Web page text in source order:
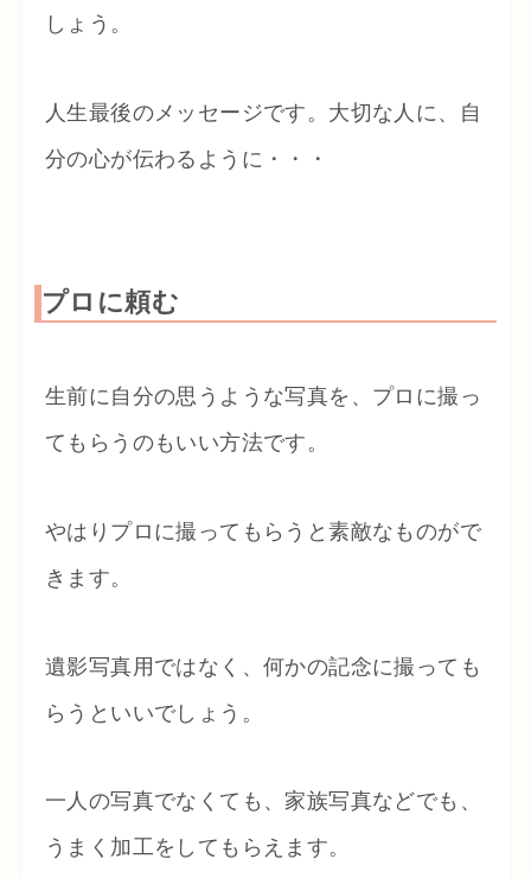
しょう。
人生最後のメッセージです。大切な人に、自
分の心が伝わるように・・・
プロに頼む
生前に自分の思うような写真を、プロに撮っ
てもらうのもいい方法です。
やはりプロに撮ってもらうと素敵なものがで
きます。
遺影写真用ではなく、何かの記念に撮っても
らうといいでしょう。
一人の写真でなくても、家族写真などでも、
うまく加工をしてもらえます。